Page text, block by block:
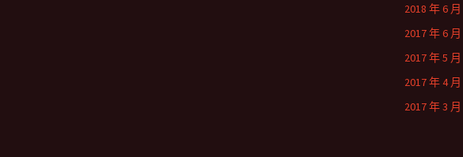
2018 年 6 月
2017 年 6 月
2017 年 5 月
2017 年 4 月
2017 年 3 月